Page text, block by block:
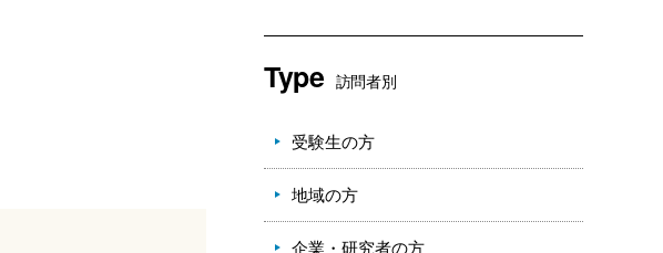
Type 訪問者別
受験生の方
地域の方
企業・研究者の方